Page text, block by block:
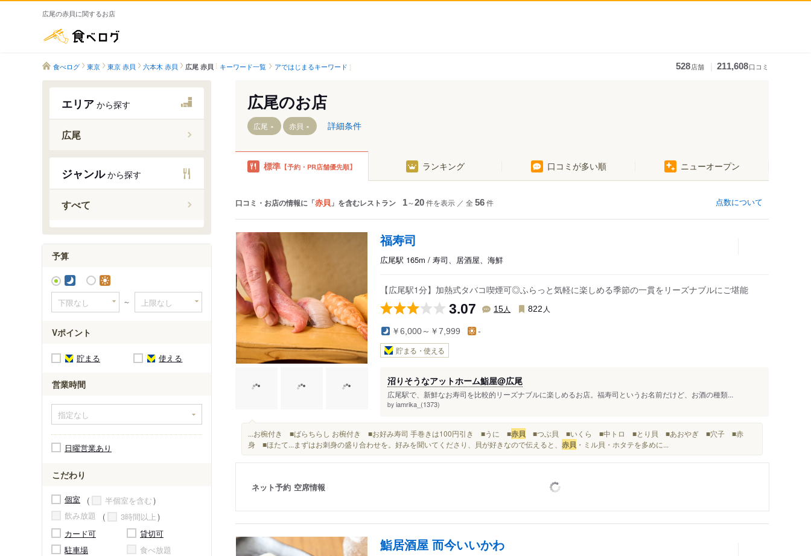
広尾の赤貝に関するお店
食べログ 東京 東京 赤貝 六本木 赤貝 広尾 赤貝 キーワード一覧 アではじまるキーワード 528店舗 211,608口コミ
エリア から探す
広尾
広尾駅
ジャンルから探す
すべて
予算
～
Vポイント
貯まる 使える
営業時間
日曜営業あり
こだわり
個室
半個室を含む
飲み放題
3時間以上
カード可
貸切可
駐車場
食べ放題
広尾のお店
広尾 赤貝 詳細条件
標準 【予約・PR店舗優先順】 ランキング 口コミが多い順 ニューオープン
口コミ・お店の情報に「赤貝 」を含むレストラン 1～20件を表示 ／ 全 56件 点数について
福寿司
広尾駅 165m / 寿司、居酒屋、海鮮
【広尾駅1分】加熱式タバコ喫煙可◎ふらっと気軽に楽しめる季節の一貫をリーズナブルにご堪能
3.07 15人 822 人
￥6,000～￥7,999 -
貯まる・使える
沼りそうなアットホーム鮨屋@広尾
広尾駅で、新鮮なお寿司を比較的リーズナブルに楽しめるお店。福寿司というお名前だけど、お酒の種類...
by iamrika_(1373)
...お椀付き ■ばらちらし お椀付き ■お好み寿司 手巻きは100円引き ■うに ■赤貝 ■つぶ貝 ■いくら ■中トロ ■とり貝 ■あおやぎ ■穴子 ■赤
身 ■ほたて...まずはお刺身の盛り合わせを。好みを聞いてくださり、貝が好きなので伝えると、 赤貝 ・ミル貝・ホタテを多めに...
ネット予約 空席情報
鮨居酒屋 而今いいかわ